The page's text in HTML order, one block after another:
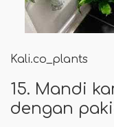
Kali.co_plants
15. Mandi
dengan